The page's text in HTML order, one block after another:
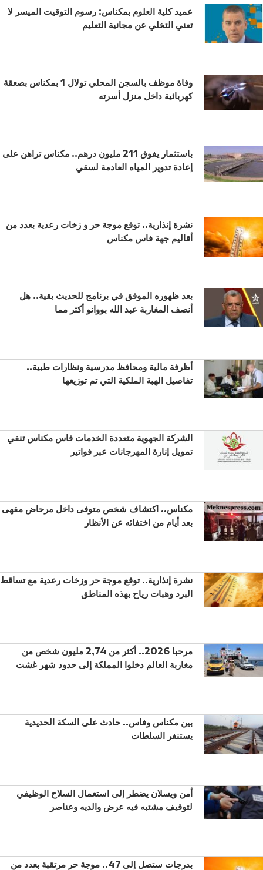
عميد كلية العلوم بمكناس: رسوم التوقيت الميسر لا
تعني التخلي عن مجانية التعليم
وفاة موظف بالسجن المحلي تولال 1 بمكناس بصعقة
كهربائية داخل منزل أسرته
باستثمار يفوق 211 مليون درهم.. مكناس تراهن على
إعادة تدوير المياه العادمة لسقي
نشرة إنذارية.. توقع موجة حر و زخات رعدية بعدد من
أقاليم جهة فاس مكناس
بعد ظهوره الموفق في برنامج للحديث بقية.. هل
أنصف المغاربة عبد الله بووانو أكثر مما
أظرفة مالية ومحافظ مدرسية ونظارات طبية..
تفاصيل الهبة الملكية التي تم توزيعها
الشركة الجهوية متعددة الخدمات فاس مكناس تنفي
تمويل إنارة المهرجانات عبر فواتير
مكناس.. اكتشاف شخص متوفى داخل مرحاض مقهى
بعد أيام من اختفائه عن الأنظار
نشرة إنذارية.. توقع موجة حر وزخات رعدية مع تساقط
البرد وهبات رياح بهذه المناطق
مرحبا 2026.. أكثر من 2,74 مليون شخص من
مغاربة العالم دخلوا المملكة إلى حدود شهر غشت
بين مكناس وفاس.. حادث على السكة الحديدية
يستنفر السلطات
أمن ويسلان يضطر إلى استعمال السلاح الوظيفي
لتوقيف مشتبه فيه عرض والديه وعناصر
بدرجات ستصل إلى 47.. موجة حر مرتقبة بعدد من